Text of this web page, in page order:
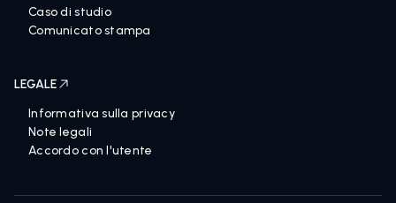
Caso di studio
Comunicato stampa
LEGALE
Informativa sulla privacy
Note legali
Accordo con l'utente